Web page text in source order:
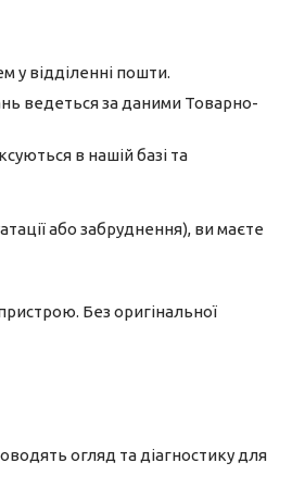
у відділенні пошти.
ведеться за даними Товарно-
в нашій базі та
або забруднення), ви маєте
Без оригінальної
огляд та діагностику для